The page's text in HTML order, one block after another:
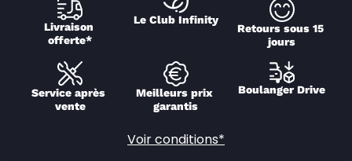
Livraison
offerte*
Le Club Infinity
Retours sous 15
jours
Service après
vente
Meilleurs prix
garantis
Boulanger Drive
Voir conditions*